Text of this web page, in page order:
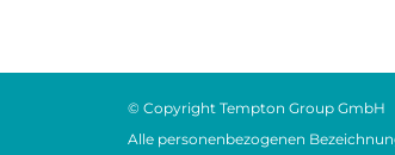
© Copyright Tempton Group GmbH
Alle personenbezogenen